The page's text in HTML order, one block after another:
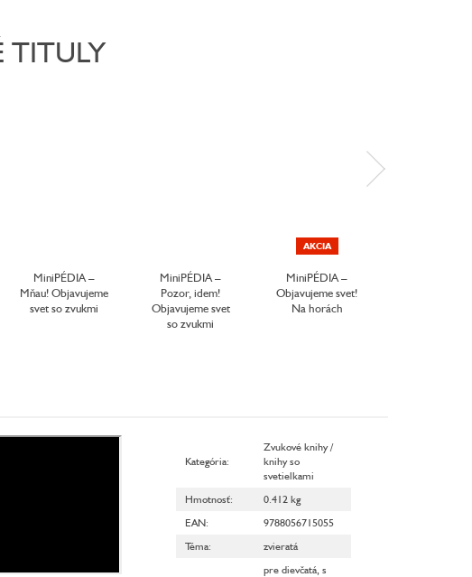
TITULY
MiniPÉDIA –
Mňau! Objavujeme
svet so zvukmi
MiniPÉDIA –
Pozor, idem!
Objavujeme svet
so zvukmi
AKCIA
MiniPÉDIA –
Objavujeme svet!
Na horách
Kategória:
Zvukové knihy /
knihy so
svetielkami
Hmotnosť:
0.412 kg
EAN:
9788056715055
Téma: zvieratá
pre dievčatá, s